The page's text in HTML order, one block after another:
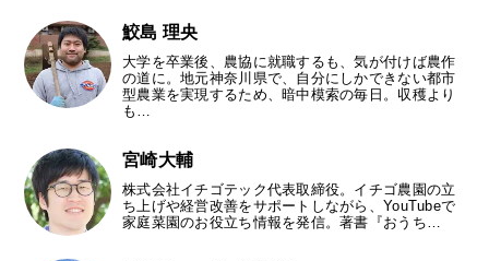
鮫島 理央
大学を卒業後、農協に就職するも、気が付けば農作
の道に。地元神奈川県で、自分にしかできない都市
型農業を実現するため、暗中模索の毎日。収穫より
も…
宮崎大輔
株式会社イチゴテック代表取締役。イチゴ農園の立
ち上げや経営改善をサポートしながら、YouTubeで
家庭菜園のお役立ち情報を発信。著書『おうち…